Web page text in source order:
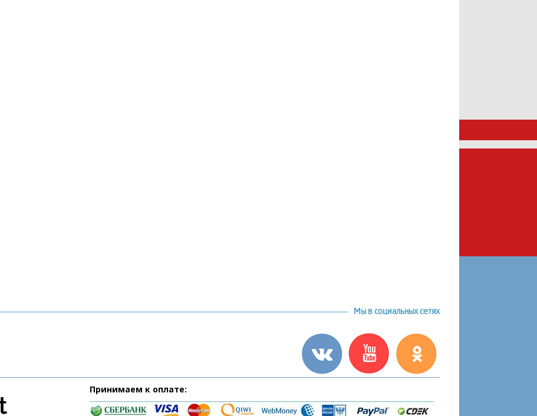
Мы в социальных сетях
Принимаем к оплате: